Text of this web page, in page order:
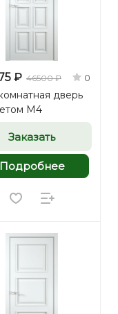
₽ 46500 ₽ 0
дверь
М4
Заказать
Подробнее